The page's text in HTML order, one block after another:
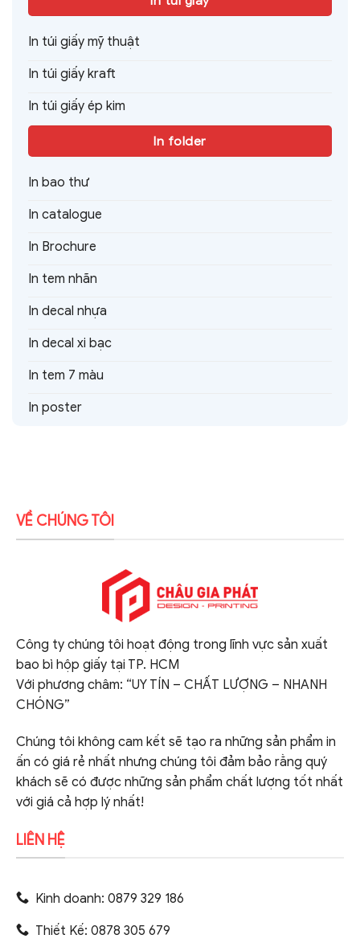
In túi giấy mỹ thuật
In túi giấy kraft
In túi giấy ép kim
In folder
In bao thư
In catalogue
In Brochure
In tem nhãn
In decal nhựa
In decal xi bạc
In tem 7 màu
In poster
VỀ CHÚNG TÔI
Công ty chúng tôi hoạt động trong lĩnh vực sản xuất
bao bì hộp giấy tại TP. HCM
Với phương châm: “UY TÍN – CHẤT LƯỢNG – NHANH
CHÓNG”
Chúng tôi không cam kết sẽ tạo ra những sản phẩm in
ấn có giá rẻ nhất nhưng chúng tôi đảm bảo rằng quý
khách sẽ có được những sản phẩm chất lượng tốt nhất
với giá cả hợp lý nhất!
LIÊN HỆ
Kinh doanh: 0879 329 186
Thiết Kế: 0878 305 679